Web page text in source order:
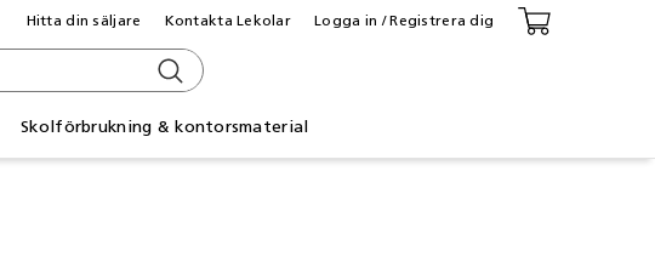
Skolförbrukning & kontorsmaterial
Hitta din säljare Kontakta Lekolar Logga in / Registrera dig